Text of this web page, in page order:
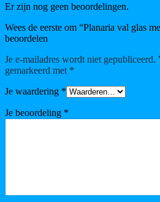
Er zijn nog geen beoordelingen.
Wees de eerste om “Planaria val glas
beoordelen
Je e-mailadres wordt niet gepubliceerd.
gemarkeerd met *
Je waardering *
Je beoordeling *